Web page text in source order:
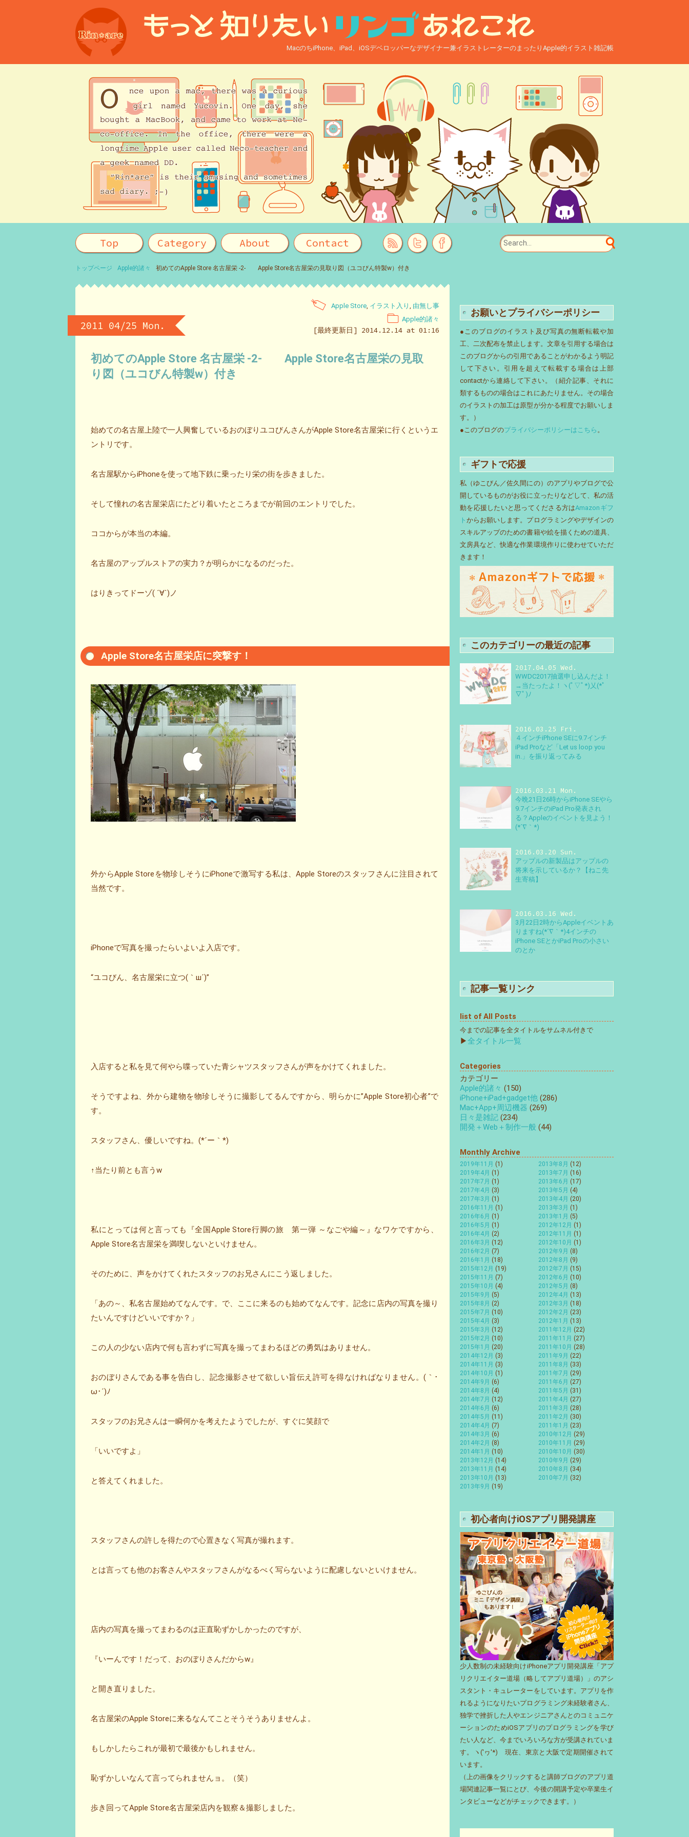
MacのちiPhone、iPad、iOSデベロッパーなデザイナー兼イラストレーターのまったりApple的イラスト雑記帳
Top Category About Contact
トップページ Apple的諸々 初めてのApple Store 名古屋栄 -2- Apple Store名古屋栄の見取り図（ユコびん特製w）付き
2011 04/25 Mon.
Apple的諸々
Apple Store, イラスト入り , 由無し事
[最終更新日] 2014.12.14 at 01:16
初めてのApple Store 名古屋栄 -2- Apple Store名古屋栄の見取
り図（ユコびん特製w）付き
始めての名古屋上陸で一人興奮しているおのぼりユコびんさんがApple Store名古屋栄に行くというエ
ントリです。
名古屋駅からiPhoneを使って地下鉄に乗ったり栄の街を歩きました。
そして憧れの名古屋栄店にたどり着いたところまでが前回のエントリでした。
ココからが本当の本編。
名古屋のアップルストアの実力？が明らかになるのだった。
はりきってドーゾ( ´∀`)ノ
Apple Store名古屋栄店に突撃す！
外からApple Storeを物珍しそうにiPhoneで激写する私は、Apple Storeのスタッフさんに注目されて
当然です。
iPhoneで写真を撮ったらいよいよ入店です。
“ユコびん、名古屋栄に立つ(｀ш´)”
入店すると私を見て何やら喋っていた青シャツスタッフさんが声をかけてくれました。
そうですよね、外から建物を物珍しそうに撮影してるんですから、明らかに”Apple Store初心者”で
す。
スタッフさん、優しいですね。(*´ー｀*)
↑当たり前とも言うw
私にとっては何と言っても『全国Apple Store行脚の旅 第一弾 ～なごや編～』なワケですから、
Apple Store名古屋栄を満喫しないといけません。
そのために、声をかけてくれたスタッフのお兄さんにこう返しました。
「あの～、私名古屋始めてなんです。で、ここに来るのも始めてなんです。記念に店内の写真を撮り
たいんですけどいいですか？」
この人の少ない店内で何も言わずに写真を撮ってまわるほどの勇気はありません。
おのぼりさんである事を告白し、記念撮影させて欲しい旨伝え許可を得なければなりません。(｀･
ω･´)ﾉ
スタッフのお兄さんは一瞬何かを考えたようでしたが、すぐに笑顔で
「いいですよ」
と答えてくれました。
スタッフさんの許しを得たので心置きなく写真が撮れます。
とは言っても他のお客さんやスタッフさんがなるべく写らないように配慮しないといけません。
店内の写真を撮ってまわるのは正直恥ずかしかったのですが、
『いーんです！だって、おのぼりさんだからw』
と開き直りました。
名古屋栄のApple Storeに来るなんてことそうそうありませんよ。
もしかしたらこれが最初で最後かもしれません。
恥ずかしいなんて言ってられませんョ。（笑）
歩き回ってApple Store名古屋栄店内を観察＆撮影しました。
お願いとプライバシーポリシー
●このブログのイラスト及び写真の無断転載や加
工、二次配布を禁止します。文章を引用する場合は
このブログからの引用であることがわかるよう明記
して下さい。引用を超えて転載する場合は上部
contactから連絡して下さい。（紹介記事、それに
類するものの場合はこれにあたりません。その場合
のイラストの加工は原型が分かる程度でお願いしま
す。）
●このブログのプライバシーポリシーはこちら 。
ギフトで応援
私（ゆこびん／佐久間にの）のアプリやブログで公
開しているものがお役に立ったりなどして、私の活
動を応援したいと思ってくださる方はAmazonギフ
トからお願いします。プログラミングやデザインの
スキルアップのための書籍や絵を描くための道具、
文房具など、快適な作業環境作りに使わせていただ
きます！
このカテゴリーの最近の記事
2017.04.05 Wed.
WWDC2017抽選申し込んだよ！
→当たったよ！ヽ(ﾟ▽ﾟ*)乂(*ﾟ
▽ﾟ)ﾉ
2016.03.25 Fri.
４インチiPhone SEに9.7インチ
iPad Proなど「Let us loop you
in.」を振り返ってみる
2016.03.21 Mon.
今晩21日26時からiPhone SEやら
9.7インチのiPad Pro発表され
る？Appleのイベントを見よう！
(*´∇｀*)
2016.03.20 Sun.
アップルの新製品はアップルの
将来を示しているか？【ねこ先
生寄稿】
2016.03.16 Wed.
3月22日2時からAppleイベントあ
りますね(*´∇｀*)4インチの
iPhone SEとかiPad Proの小さい
のとか
記事一覧リンク
list of All Posts
今までの記事を全タイトルをサムネル付きで
▶全タイトル一覧
Categories
カテゴリー
Apple的諸々 (150)
iPhone+iPad+gadget他 (286)
Mac+App+周辺機器 (269)
日々是雑記 (234)
開発＋Web＋制作一般 (44)
Monthly Archive
2019年11月 (1)
2019年4月 (1)
2017年7月 (1)
2017年4月 (3)
2017年3月 (1)
2016年11月 (1)
2016年6月 (1)
2016年5月 (1)
2016年4月 (2)
2016年3月 (12)
2016年2月 (7)
2016年1月 (18)
2015年12月 (19)
2015年11月 (7)
2015年10月 (4)
2015年9月 (5)
2015年8月 (2)
2015年7月 (10)
2015年4月 (3)
2015年3月 (12)
2015年2月 (10)
2015年1月 (20)
2014年12月 (3)
2014年11月 (3)
2014年10月 (1)
2014年9月 (6)
2014年8月 (4)
2014年7月 (12)
2014年6月 (6)
2014年5月 (11)
2014年4月 (7)
2014年3月 (6)
2014年2月 (8)
2014年1月 (10)
2013年12月 (14)
2013年11月 (14)
2013年10月 (13)
2013年9月 (19)
2013年8月 (12)
2013年7月 (16)
2013年6月 (17)
2013年5月 (4)
2013年4月 (20)
2013年3月 (1)
2013年1月 (5)
2012年12月 (1)
2012年11月 (1)
2012年10月 (1)
2012年9月 (8)
2012年8月 (9)
2012年7月 (15)
2012年6月 (10)
2012年5月 (8)
2012年4月 (13)
2012年3月 (18)
2012年2月 (23)
2012年1月 (13)
2011年12月 (22)
2011年11月 (27)
2011年10月 (28)
2011年9月 (22)
2011年8月 (33)
2011年7月 (29)
2011年6月 (27)
2011年5月 (31)
2011年4月 (27)
2011年3月 (28)
2011年2月 (30)
2011年1月 (23)
2010年12月 (29)
2010年11月 (29)
2010年10月 (30)
2010年9月 (29)
2010年8月 (34)
2010年7月 (32)
初心者向けiOSアプリ開発講座
少人数制の未経験向けiPhoneアプリ開発講座「アプ
リクリエイター道場（略してアプリ道場）」のアシ
スタント・キュレーターをしています。アプリを作
れるようになりたいプログラミング未経験者さん、
独学で挫折した人やエンジニアさんとのコミュニケ
ーションのためiOSアプリのプログラミングを学び
たい人など、今までいろいろな方が受講されていま
す。ヽ('ヮ'*)ゝ現在、東京と大阪で定期開催されて
います。
（上の画像をクリックすると講師ブログのアプリ道
場関連記事一覧にとび、今後の開講予定や卒業生イ
ンタビューなどがチェックできます。）